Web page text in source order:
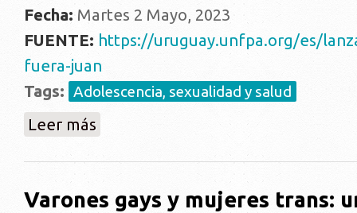
Fecha: Martes 2 Mayo, 2023
FUENTE: https://uruguay.unfpa.org/es/
fuera-juan
Tags: Adolescencia, sexualidad y salud
Leer más
Varones gays y mujeres trans: